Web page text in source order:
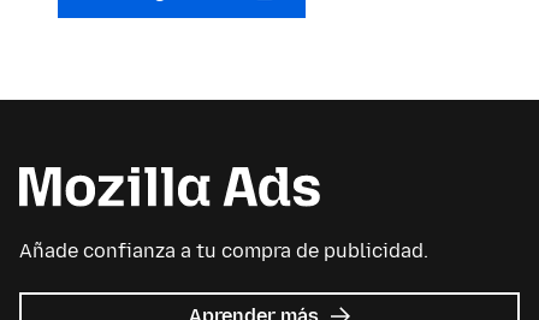
Añade confianza a tu compra de publicidad.
acerca